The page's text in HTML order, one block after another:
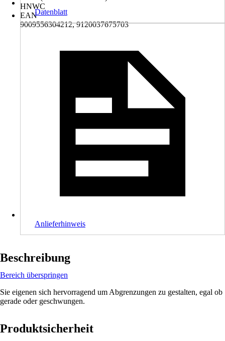
HNWC
EAN
9009556304212, 9120037675703
Datenblatt
Anlieferhinweis
Beschreibung
Bereich überspringen
Sie eigenen sich hervorragend um Abgrenzungen zu gestalten, egal ob
gerade oder geschwungen.
Produktsicherheit